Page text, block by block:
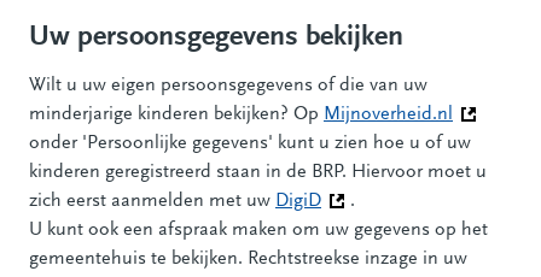
Uw persoonsgegevens bekijken
Wilt u uw eigen persoonsgegevens of die van uw
minderjarige kinderen bekijken? Op Mijnoverheid.nl (Deze
onder 'Persoonlijke gegevens' kunt u zien hoe u of uw
kinderen geregistreerd staan in de BRP. Hiervoor moet u
zich eerst aanmelden met uw DigiD (Deze link gaat naar een
.
U kunt ook een afspraak maken om uw gegevens op het
gemeentehuis te bekijken. Rechtstreekse inzage in uw